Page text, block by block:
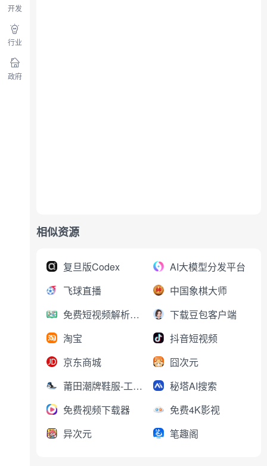
开发
行业
政府
相似资源
复旦版Codex
AI大模型分发平台
飞球直播
中国象棋大师
免费短视频解析下载
下载豆包客户端
淘宝
抖音短视频
京东商城
囧次元
莆田潮牌鞋服-工厂直销
秘塔AI搜索
免费视频下载器
免费4K影视
异次元
笔趣阁